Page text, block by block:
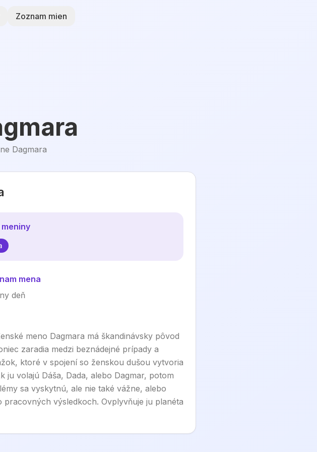
Zoznam mien
Dagmara
meniny
mena
deň
meno Dagmara má škandinávsky pôvod
zaradia medzi beznádejné prípady a
ktoré v spojení so ženskou dušou vytvoria
volajú Dáša, Dada, alebo Dagmar, potom
sa vyskytnú, ale nie také vážne, alebo
výsledkoch. Ovplyvňuje ju planéta